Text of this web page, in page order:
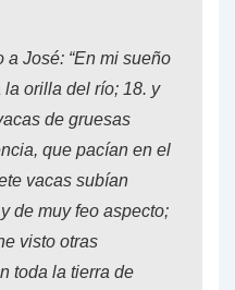
José: “En mi sueño
la orilla del río; 18. y
de gruesas
que pacían en el
vacas subían
de muy feo aspecto;
visto otras
toda la tierra de